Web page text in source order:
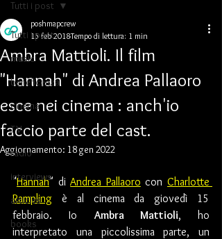
Tutti i post
music
beneficenza
cinema
TV
radio
interviews
articles
books
Tutti i post
Ambra Mattioli. Il film
"Hannah" di Andrea Pallaoro
esce nei cinema : anch'io
faccio parte del cast.
poshmapcrew
15 feb 2018Tempo di lettura: 1 min
Aggiornamento: 18 gen 2022
"Hannah" di Andrea Pallaoro con Charlotte
Rampling è al cinema da giovedì 15
febbraio. Io Ambra Mattioli, ho
interpretato una piccolissima parte, un